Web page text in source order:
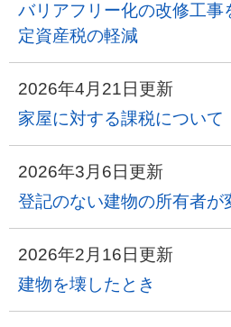
バリアフリー化の改修工事
定資産税の軽減
2026年4月21日更新
家屋に対する課税について
2026年3月6日更新
登記のない建物の所有者が
2026年2月16日更新
建物を壊したとき